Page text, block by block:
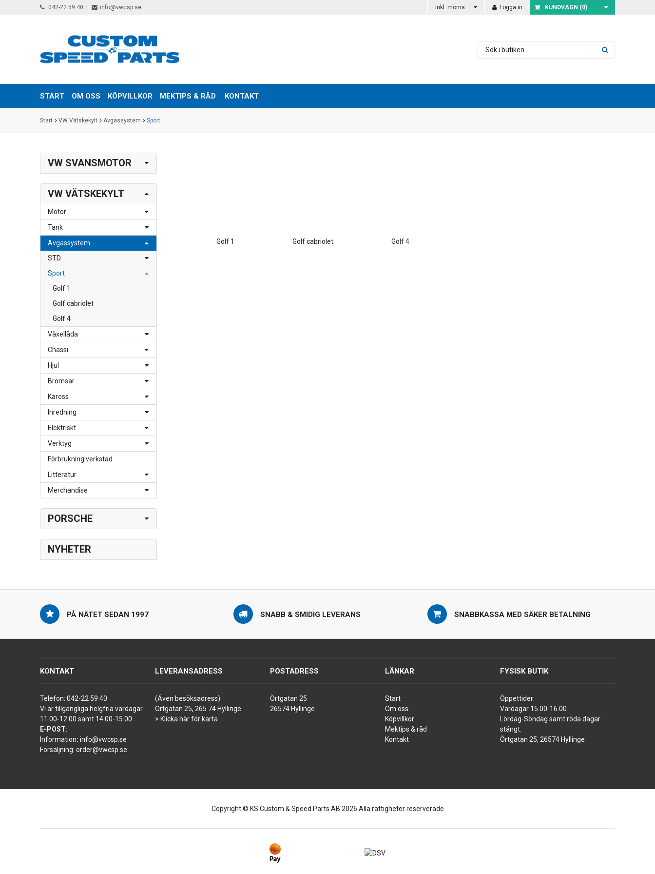
042-22 59 40 info@vwcsp.se Inkl. moms Logga in KUNDVAGN (0)
START OM OSS KÖPVILLKOR MEKTIPS & RÅD KONTAKT
Start VW Vätskekylt Avgassystem Sport
VW SVANSMOTOR
VW VÄTSKEKYLT
Motor
Tank
Avgassystem
STD
Sport
Golf 1
Golf cabriolet
Golf 4
Växellåda
Chassi
Hjul
Bromsar
Kaross
Inredning
Elektriskt
Verktyg
Förbrukning verkstad
Litteratur
Merchandise
PORSCHE
NYHETER
Golf 1 Golf cabriolet Golf 4
PÅ NÄTET SEDAN 1997 SNABB & SMIDIG LEVERANS SNABBKASSA MED SÄKER BETALNING
KONTAKT
Telefon: 042-22 59 40
Vi är tillgängliga helgfria vardagar
11.00-12.00 samt 14.00-15.00
E-POST:
Information: info@vwcsp.se
Försäljning: order@vwcsp.se
LEVERANSADRESS
(Även besöksadress)
Örtgatan 25, 265 74 Hyllinge
> Klicka här för karta
POSTADRESS
Örtgatan 25
26574 Hyllinge
LÄNKAR
Start
Om oss
Köpvillkor
Mektips & råd
Kontakt
FYSISK BUTIK
Öppettider:
Vardagar 15.00-16.00
Lördag-Söndag samt röda dagar
stängt.
Örtgatan 25, 26574 Hyllinge
Copyright © KS Custom & Speed Parts AB 2026 Alla rättigheter reserverade